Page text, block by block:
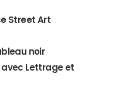
Street Art
noir
Lettrage et